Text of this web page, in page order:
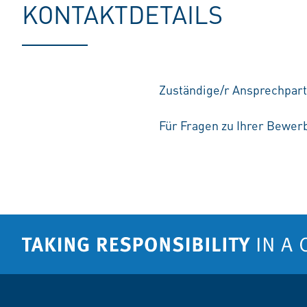
KONTAKTDETAILS
Zuständige/r
Für Fragen zu Ihrer